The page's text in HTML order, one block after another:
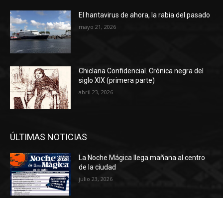
El hantavirus de ahora, la rabia del pasado
mayo 21, 2026
Chiclana Confidencial. Crónica negra del
siglo XIX (primera parte)
abril 23, 2026
ÚLTIMAS NOTICIAS
La Noche Mágica llega mañana al centro
de la ciudad
julio 23, 2026